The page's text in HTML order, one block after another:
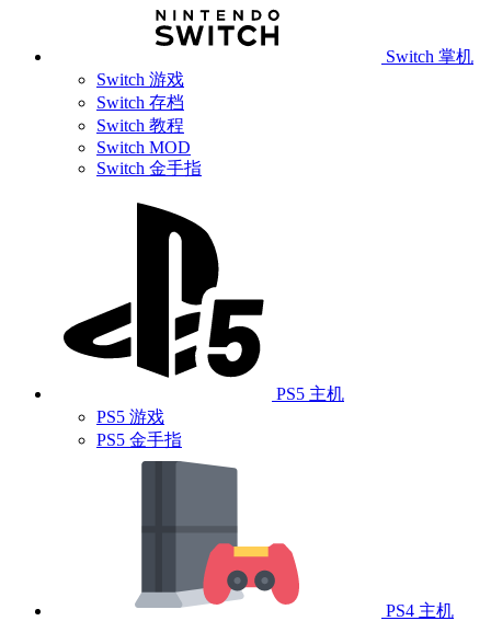
Switch 掌机
Switch 游戏
Switch 存档
Switch 教程
Switch MOD
Switch 金手指
PS5 主机
PS5 游戏
PS5 金手指
PS4 主机